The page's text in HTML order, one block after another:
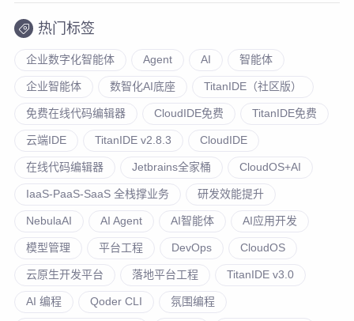
热门标签
企业数字化智能体 Agent AI 智能体
企业智能体 数智化AI底座 TitanIDE（社区版）
免费在线代码编辑器 CloudIDE免费 TitanIDE免费
云端IDE TitanIDE v2.8.3 CloudIDE
在线代码编辑器 Jetbrains全家桶 CloudOS+AI
IaaS-PaaS-SaaS 全栈撑业务 研发效能提升
NebulaAI AI Agent AI智能体 AI应用开发
模型管理 平台工程 DevOps CloudOS
云原生开发平台 落地平台工程 TitanIDE v3.0
AI 编程 Qoder CLI 氛围编程